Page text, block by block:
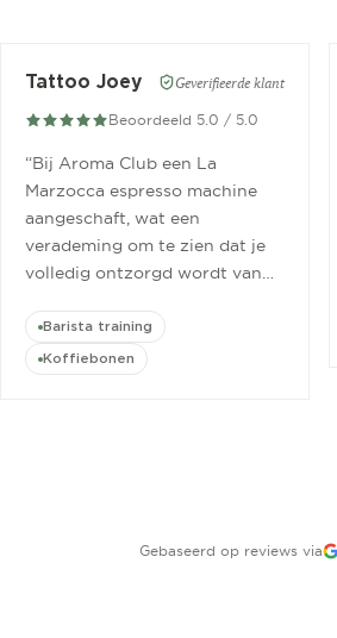
Tattoo Joey Geverifieerde klant
Beoordeeld 5.0 / 5.0
“Bij Aroma Club een La
Marzocca espresso machine
aangeschaft, wat een
verademing om te zien dat je
volledig ontzorgd wordt van
cursus.”
Barista training
Koffiebonen
Gebaseerd op reviews via